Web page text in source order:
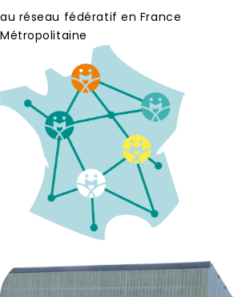
au réseau fédératif en France
Métropolitaine